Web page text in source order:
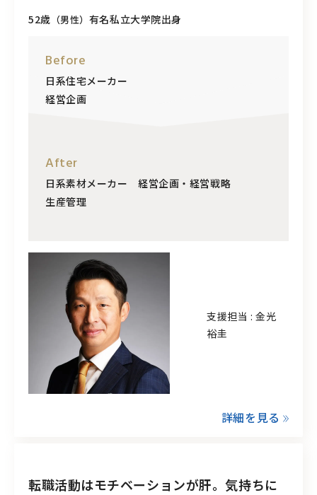
52歳 （男性） 有名私立大学院出身
Before
日系住宅メーカー
経営企画
After
日系素材メーカー 経営企画・経営戦略
生産管理
支援担当 : 金光
裕圭
詳細を見る
転職活動はモチベーションが肝。気持ちに